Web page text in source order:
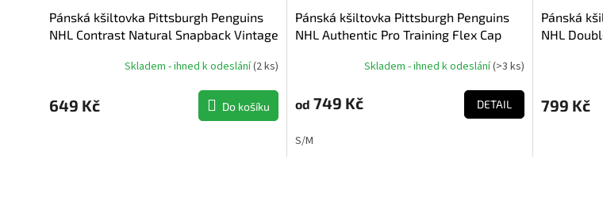
Pánská kšiltovka Pittsburgh Penguins
NHL Contrast Natural Snapback Vintage
Skladem - ihned k odeslání(2 ks)
649 Kč Do košíku
Pánská kšiltovka Pittsburgh Penguins
NHL Authentic Pro Training Flex Cap
Skladem - ihned k odeslání(>3 ks)
od 749 Kč DETAIL
S/M
Pánská
NHL
799 Kč